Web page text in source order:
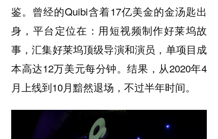
鉴。曾经的Quibi含着17亿美金的金汤匙出
身，平台定位在：用短视频制作好莱坞故
事，汇集好莱坞顶级导演和演员，单项目成
本高达12万美元每分钟。结果，从2020年4
月上线到10月黯然退场，不过半年时间。